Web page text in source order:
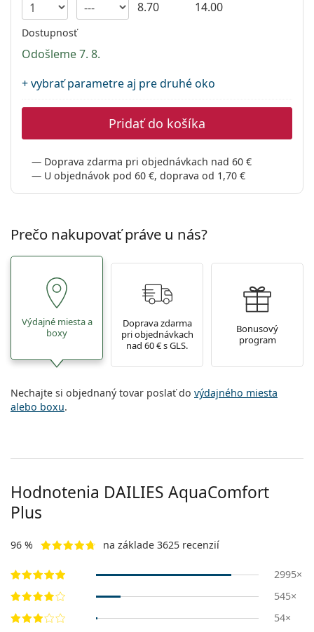
Všetky značky
Persol
Prada
Všetky značky
Všetky roztoky
8.70 14.00
Dostupnosť
Odošleme 7. 8.
+ vybrať parametre aj pre druhé oko
Pridať do košíka
Doprava zdarma pri objednávkach nad 60 €
U objednávok pod 60 €, doprava od 1,70 €
Prečo nakupovať práve u nás?
Výdajné miesta a
boxy
Doprava zdarma
pri objednávkach
nad 60 € s GLS.
Bonusový
program
Nechajte si objednaný tovar poslať do výdajného miesta
alebo boxu.
Hodnotenia DAILIES AquaComfort
Plus
96 % na základe 3625 recenzií
2995×
545×
54×